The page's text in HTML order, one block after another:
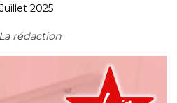
2025
La rédaction